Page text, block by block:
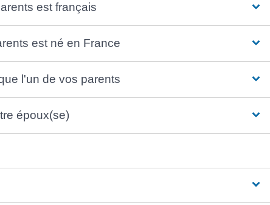
est français
est né en France
l'un de vos parents
époux(se)